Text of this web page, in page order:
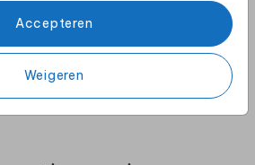
Accepteren
Weigeren
organiseren kan je hetzelfde
van de kerstborrel. Volg
ook hier als advies: begin op tijd.
een gastenlijs, informeer de
en maak het gezellig met leuke